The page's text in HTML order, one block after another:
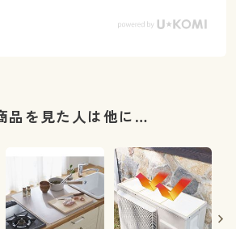
品を見た人は他に…